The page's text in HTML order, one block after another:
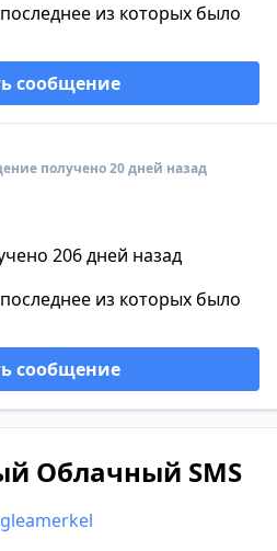
из которых было
сообщение
получено 20 дней назад
206 дней назад
из которых было
сообщение
Облачный SMS